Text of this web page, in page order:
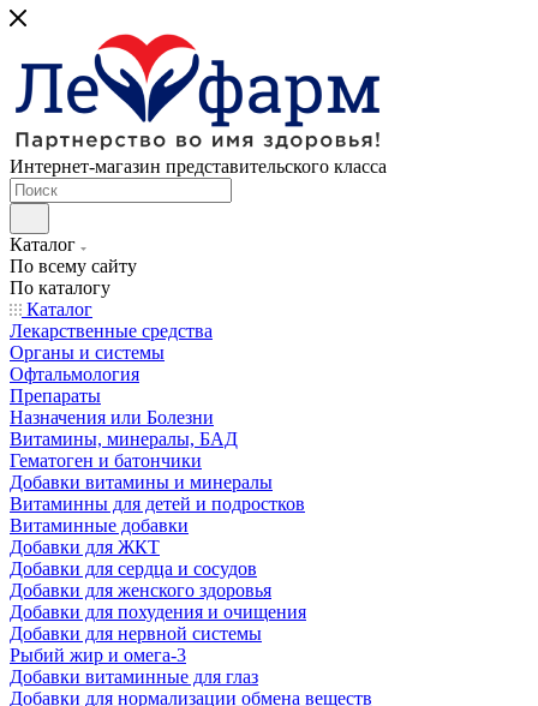
Интернет-магазин представительского класса
Каталог
По всему сайту
По каталогу
Каталог
Лекарственные средства
Органы и системы
Офтальмология
Препараты
Назначения или Болезни
Витамины, минералы, БАД
Гематоген и батончики
Добавки витамины и минералы
Витаминны для детей и подростков
Витаминные добавки
Добавки для ЖКТ
Добавки для сердца и сосудов
Добавки для женского здоровья
Добавки для похудения и очищения
Добавки для нервной системы
Рыбий жир и омега-3
Добавки витаминные для глаз
Добавки для нормализации обмена веществ